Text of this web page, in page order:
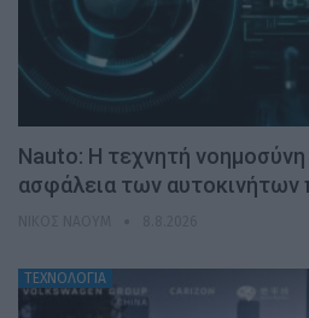
Nauto: Η τεχνητή νοημοσύνη
ασφάλεια των αυτοκινήτων
ΤΕΧΝΟΛΟΓΙΑ